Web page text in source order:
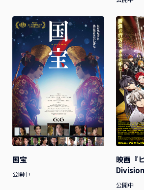
国宝
公開中
映画『
公開中